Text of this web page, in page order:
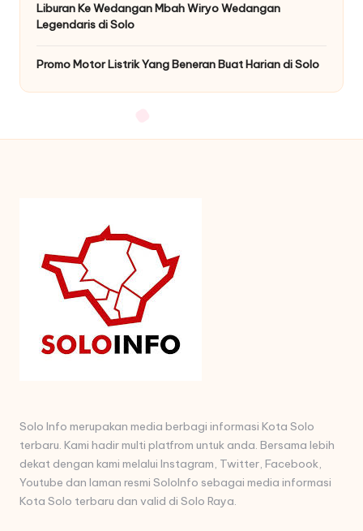
Liburan Ke Wedangan Mbah Wiryo Wedangan
Legendaris di Solo
Promo Motor Listrik Yang Beneran Buat Harian di Solo
Solo Info merupakan media berbagi informasi Kota Solo
terbaru. Kami hadir multi platfrom untuk anda. Bersama lebih
dekat dengan kami melalui Instagram, Twitter, Facebook,
Youtube dan laman resmi SoloInfo sebagai media informasi
Kota Solo terbaru dan valid di Solo Raya.